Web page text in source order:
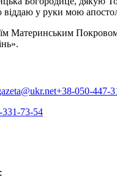
у руки мою
Покровом
+38-050-447-
73-54